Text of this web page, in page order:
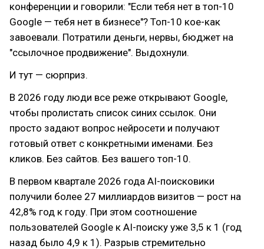
конференции и говорили: "Если тебя нет в топ-10
Google — тебя нет в бизнесе"? Топ-10 кое-как
завоевали. Потратили деньги, нервы, бюджет на
"ссылочное продвижение". Выдохнули.
И тут — сюрприз.
В 2026 году люди все реже открывают Google,
чтобы пролистать список синих ссылок. Они
просто задают вопрос нейросети и получают
готовый ответ с конкретными именами. Без
кликов. Без сайтов. Без вашего топ-10.
В первом квартале 2026 года AI-поисковики
получили более 27 миллиардов визитов — рост на
42,8% год к году. При этом соотношение
пользователей Google к AI-поиску уже 3,5 к 1 (год
назад было 4,9 к 1). Разрыв стремительно